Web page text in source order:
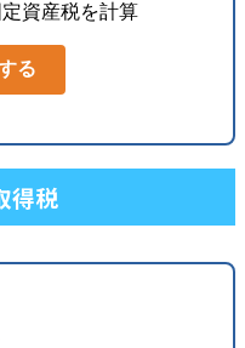
資産税を計算
る
得税